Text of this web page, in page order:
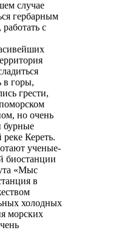
случае
гербарным
с
в горы,
грести,
но очень
бурные
Кереть.
ученые-
биостанции
«Мыс
в
холодных
морских